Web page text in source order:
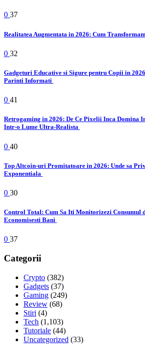
0 37
Realitatea Augmentata in 2026: Cum
0 32
Gadgeturi Educative si Sigure pentru Copii in
Parinti Informati
0 41
Retrogaming in 2026: De Ce Pixelii Inca Domina
Intr-o Lume Ultra-Realista
0 40
Top Altcoin-uri Promitatoare in 2026: Unde sa
Exponentiala
0 30
Control Total: Cum Sa Iti Monitorizezi Consumul
Economisesti Bani
0 37
Categorii
Crypto (382)
Gadgets (37)
Gaming (249)
Review (68)
Stiri (4)
Tech (1,103)
Tutoriale (44)
Uncategorized (33)